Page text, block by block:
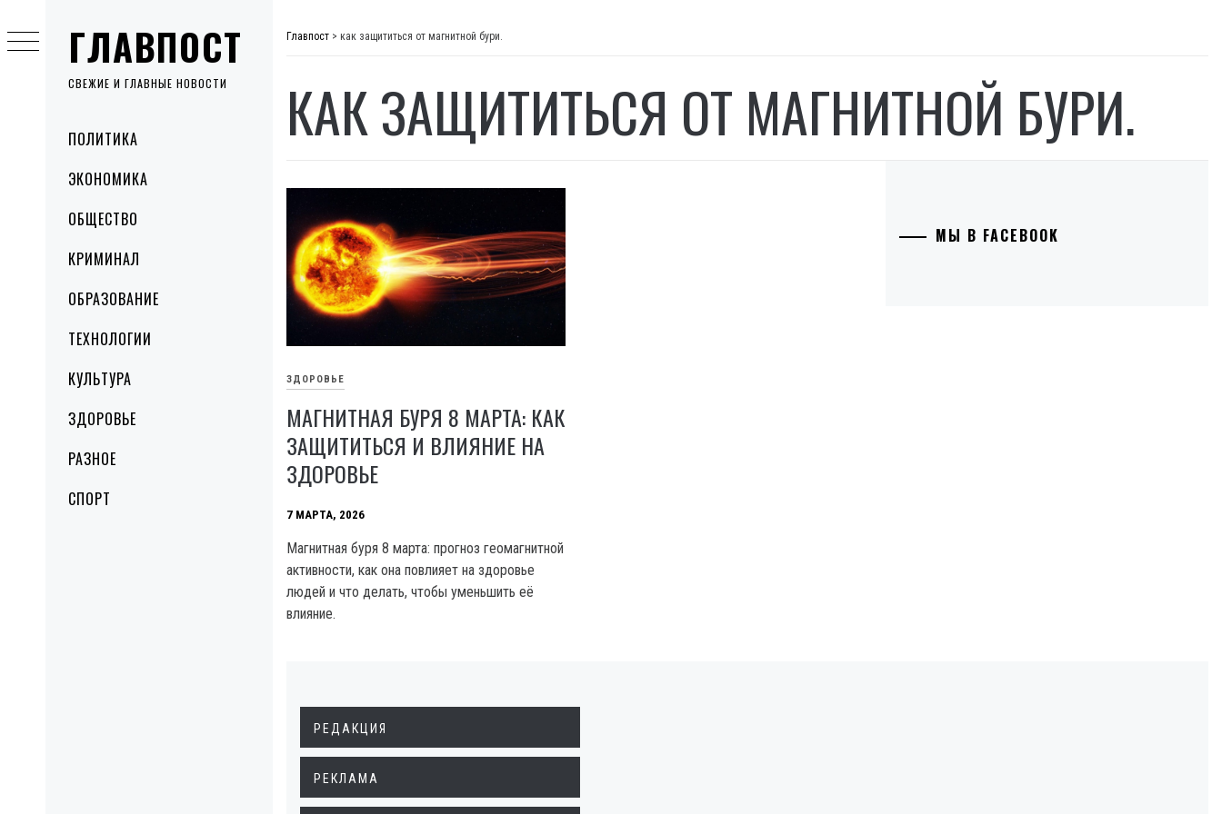
ГЛАВПОСТ
СВЕЖИЕ И ГЛАВНЫЕ НОВОСТИ
MenuПОЛИТИКА
ЭКОНОМИКА
ОБЩЕСТВО
КРИМИНАЛ
ОБРАЗОВАНИЕ
ТЕХНОЛОГИИ
КУЛЬТУРА
ЗДОРОВЬЕ
РАЗНОЕ
СПОРТ
to
content
Главпост > как защититься от магнитной бури.
КАК ЗАЩИТИТЬСЯ ОТ МАГНИТНОЙ БУРИ.
ЗДОРОВЬЕ
МАГНИТНАЯ БУРЯ 8 МАРТА: КАК
ЗАЩИТИТЬСЯ И ВЛИЯНИЕ НА
ЗДОРОВЬЕ
7 МАРТА, 2026
Магнитная буря 8 марта: прогноз геомагнитной
активности, как она повлияет на здоровье
людей и что делать, чтобы уменьшить её
влияние.
МЫ В FACEBOOK
РЕДАКЦИЯ
РЕКЛАМА